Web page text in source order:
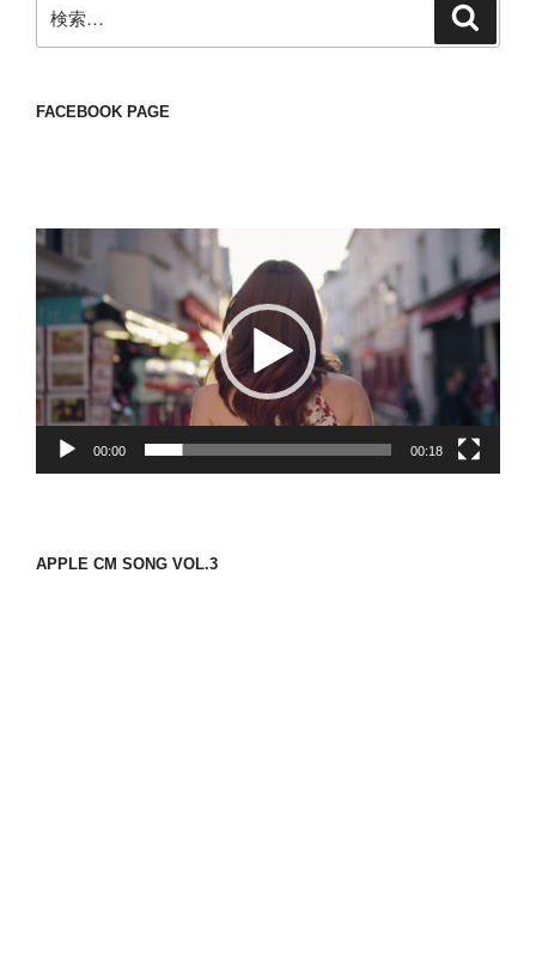
索:
FACEBOOK PAGE
動
画
プ
レ
ー
ヤ
ー
00:00 00:18
APPLE CM SONG VOL.3